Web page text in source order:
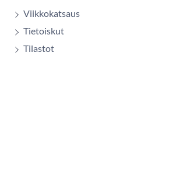
Viikkokatsaus
Tietoiskut
Tilastot